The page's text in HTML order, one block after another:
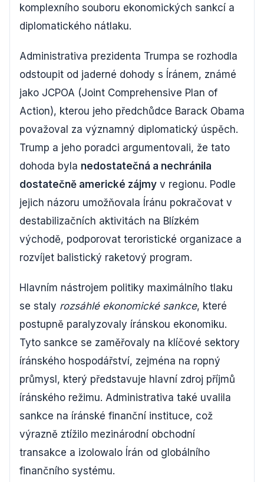
komplexního souboru ekonomických sankcí a
diplomatického nátlaku.
Administrativa prezidenta Trumpa se rozhodla
odstoupit od jaderné dohody s Íránem, známé
jako JCPOA (Joint Comprehensive Plan of
Action), kterou jeho předchůdce Barack Obama
považoval za významný diplomatický úspěch.
Trump a jeho poradci argumentovali, že tato
dohoda byla nedostatečná a nechránila
dostatečně americké zájmy v regionu. Podle
jejich názoru umožňovala Íránu pokračovat v
destabilizačních aktivitách na Blízkém
východě, podporovat teroristické organizace a
rozvíjet balistický raketový program.
Hlavním nástrojem politiky maximálního tlaku
se staly rozsáhlé ekonomické sankce, které
postupně paralyzovaly íránskou ekonomiku.
Tyto sankce se zaměřovaly na klíčové sektory
íránského hospodářství, zejména na ropný
průmysl, který představuje hlavní zdroj příjmů
íránského režimu. Administrativa také uvalila
sankce na íránské finanční instituce, což
výrazně ztížilo mezinárodní obchodní
transakce a izolowalo Írán od globálního
finančního systému.